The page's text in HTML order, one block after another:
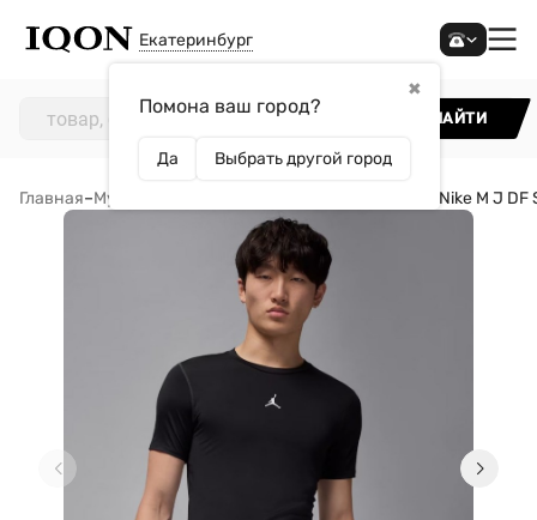
Екатеринбург
✖
Помона ваш город?
Да Выбрать другой город
НАЙТИ
Главная–Мужчинам Футболка Nike M J